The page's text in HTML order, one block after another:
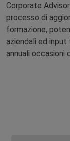
Corporate
processo di
formazione,
aziendali ed
annuali occasioni